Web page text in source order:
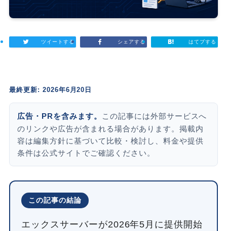
ツイートする シェアする はてブする
最終更新: 2026年6月20日
広告・PRを含みます。
この記事には外部サービスへ
のリンクや広告が含まれる場合があります。掲載内
容は編集方針に基づいて比較・検討し、料金や提供
条件は公式サイトでご確認ください。
この記事の結論
エックスサーバーが2026年5月に提供開始